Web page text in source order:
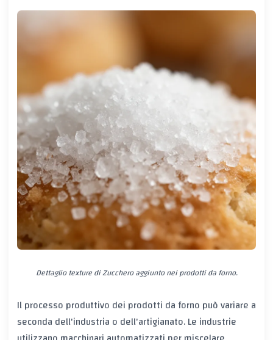
Dettaglio texture di Zucchero aggiunto nei prodotti da forno.
Il processo produttivo dei prodotti da forno può variare a
seconda dell'industria o dell'artigianato. Le industrie